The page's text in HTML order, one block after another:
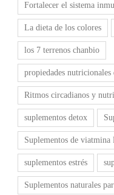
Fortalecer el sistema
La dieta de los colores
los 7 terrenos chanbio
propiedades nutricionales
Ritmos circadianos y
suplementos detox
Suplementos de viatmina
suplementos estrés
Suplementos naturales